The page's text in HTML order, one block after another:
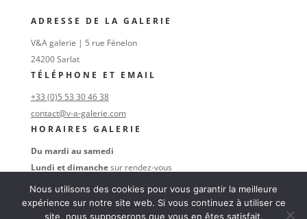
ADRESSE DE LA GALERIE
V&A galerie | 5 rue Fénelon
24200 Sarlat
TÉLÉPHONE ET EMAIL
+33 (0)5 53 30 46 38
contact@v-a-galerie.com
HORAIRES GALERIE
Du mardi au samedi
Lundi et dimanchesur rendez-vous
au
+33 (0)6 16 74 47 38
SUIVEZ-NOUS
Nous utilisons des cookies pour vous garantir la meilleure
expérience sur notre site web. Si vous continuez à utiliser ce
site, nous supposerons que vous en êtes satisfait.